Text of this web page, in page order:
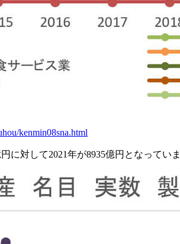
kenmin08sna.html
対して2021年が8935億円となってい